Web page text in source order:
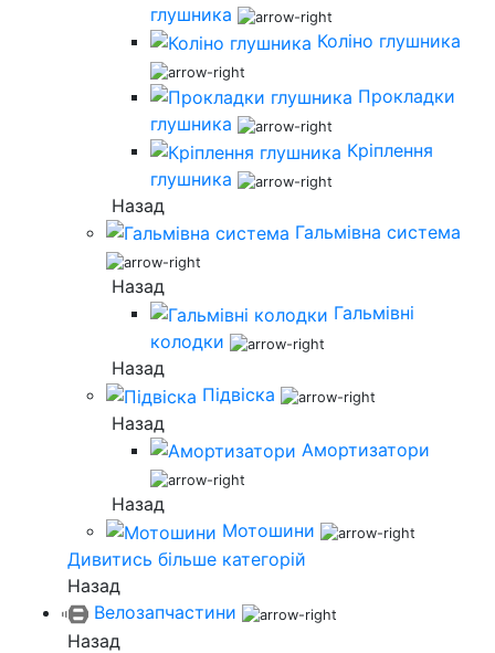
глушника
Коліно глушника
Прокладки
глушника
Кріплення
глушника
Назад
Гальмівна система
Назад
Гальмівні
колодки
Назад
Підвіска
Назад
Амортизатори
Назад
Мотошини
Дивитись більше категорій
Назад
Велозапчастини
Назад